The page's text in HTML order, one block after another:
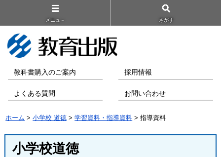
メニュ－ さがす
教科書購入のご案内 採用情報
よくある質問 お問い合わせ
ホーム >小学校 道徳 >学習資料・指導資料 > 指導資料
小学校道徳